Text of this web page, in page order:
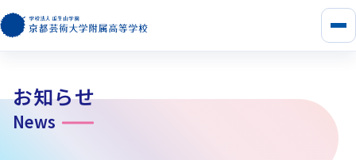
メ
ニ
く
お知らせ
News